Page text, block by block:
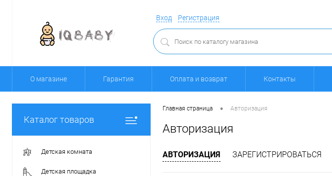
Вход Регистрация
О магазине Гарантия Оплата и возврат Контакты
Каталог товаров
Детская комната
Детская площадка
Главная страница • Авторизация
Авторизация
АВТОРИЗАЦИЯ ЗАРЕГИСТРИРОВАТЬСЯ